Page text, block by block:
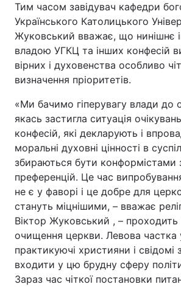
Тим часом завідувач кафедри
Українського Католицького
Жуковський вважає, що нинішнє
владою УГКЦ та інших конфесій
вірних і духовенства особливо
визначення пріоритетів.
«Ми бачимо гіперувагу влади до
якась застигла ситуація
конфесій, які декларують і
моральні духовні цінності в
збираються бути конформістами
преференцій. Це час
не є у фаворі і це добре для
стануть міцнішими, – вважає
Віктор Жуковський , – проходить
очищення церкви. Левова частка
практикуючі християни і
входити у цю брудну сферу
Зараз час чіткої постановки